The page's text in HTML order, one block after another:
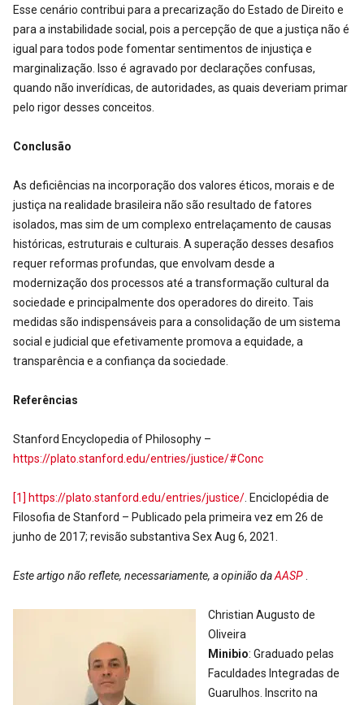
Esse cenário contribui para a precarização do Estado de Direito e
para a instabilidade social, pois a percepção de que a justiça não é
igual para todos pode fomentar sentimentos de injustiça e
marginalização. Isso é agravado por declarações confusas,
quando não inverídicas, de autoridades, as quais deveriam primar
pelo rigor desses conceitos.
Conclusão
As deficiências na incorporação dos valores éticos, morais e de
justiça na realidade brasileira não são resultado de fatores
isolados, mas sim de um complexo entrelaçamento de causas
históricas, estruturais e culturais. A superação desses desafios
requer reformas profundas, que envolvam desde a
modernização dos processos até a transformação cultural da
sociedade e principalmente dos operadores do direito. Tais
medidas são indispensáveis para a consolidação de um sistema
social e judicial que efetivamente promova a equidade, a
transparência e a confiança da sociedade.
Referências
Stanford Encyclopedia of Philosophy –
https://plato.stanford.edu/entries/justice/#Conc
[1] https://plato.stanford.edu/entries/justice/ . Enciclopédia de
Filosofia de Stanford – Publicado pela primeira vez em 26 de
junho de 2017; revisão substantiva Sex Aug 6, 2021.
Este artigo não reflete, necessariamente, a opinião daAASP
Christian Augusto de
Oliveira
Minibio: Graduado pelas
Faculdades Integradas de
Guarulhos. Inscrito na